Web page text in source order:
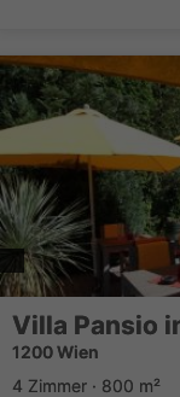
Villa Pansio
1200 Wien
4 Zimmer · 800 m²